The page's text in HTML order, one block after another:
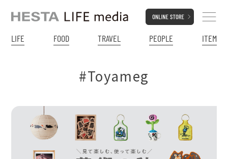
LIFE FOOD TRAVEL PEOPLE ITEM
#Toyameg